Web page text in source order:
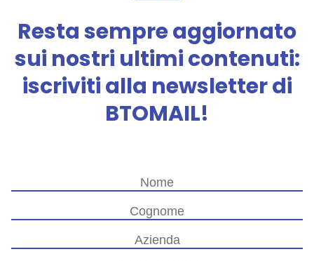
Resta sempre aggiornato
sui nostri ultimi contenuti:
iscriviti alla newsletter di
BTOMAIL!